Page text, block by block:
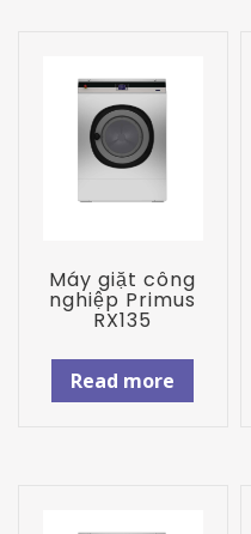
Máy giặt công
nghiệp Primus
RX135
Read more